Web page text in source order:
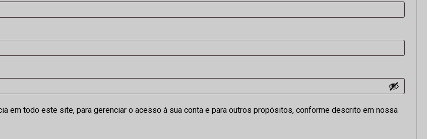
em todo este site, para gerenciar o acesso à sua conta e para outros propósitos, conforme descrito em nossa